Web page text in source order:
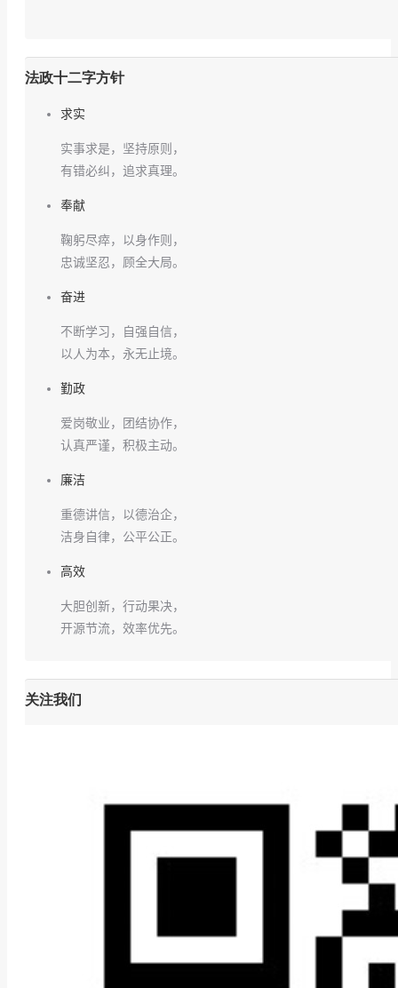
法政十二字方针
求实
实事求是，坚持原则，
有错必纠，追求真理。
奉献
鞠躬尽瘁，以身作则，
忠诚坚忍，顾全大局。
奋进
不断学习，自强自信，
以人为本，永无止境。
勤政
爱岗敬业，团结协作，
认真严谨，积极主动。
廉洁
重德讲信，以德治企，
洁身自律，公平公正。
高效
大胆创新，行动果决，
开源节流，效率优先。
关注我们